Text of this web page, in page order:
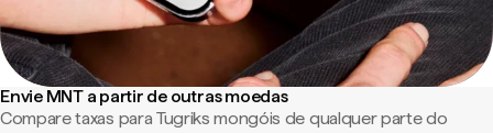
Envie MNT a partir de outras moedas
Compare taxas para Tugriks mongóis de qualquer parte do